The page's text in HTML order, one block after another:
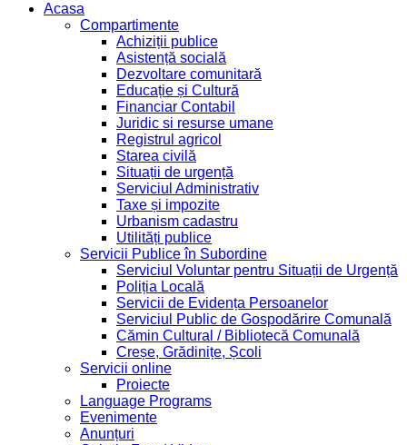
Acasa
Compartimente
Achiziții publice
Asistență socială
Dezvoltare comunitară
Educație și Cultură
Financiar Contabil
Juridic si resurse umane
Registrul agricol
Starea civilă
Situații de urgență
Serviciul Administrativ
Taxe și impozite
Urbanism cadastru
Utilități publice
Servicii Publice în Subordine
Serviciul Voluntar pentru Situații de Urgență
Poliția Locală
Servicii de Evidența Persoanelor
Serviciul Public de Gospodărire Comunală
Cămin Cultural / Bibliotecă Comunală
Creșe, Grădinițe, Școli
Servicii online
Proiecte
Language Programs
Evenimente
Anunțuri